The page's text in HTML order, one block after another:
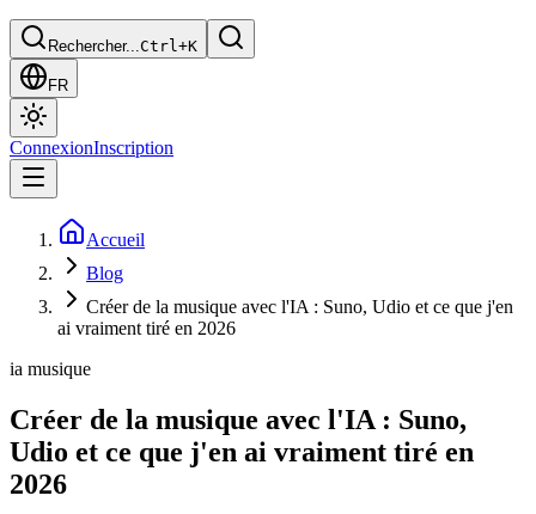
Rechercher...Ctrl+K
FR
ConnexionInscription
Accueil
Blog
Créer de la musique avec l'IA : Suno, Udio et ce que j'en
ai vraiment tiré en 2026
ia musique
Créer de la musique avec l'IA : Suno,
Udio et ce que j'en ai vraiment tiré en
2026